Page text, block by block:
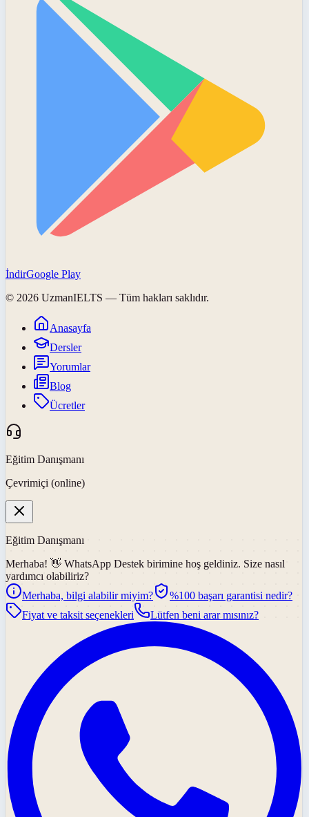
İndirGoogle Play
© 2026 UzmanIELTS — Tüm hakları saklıdır.
Anasayfa
Dersler
Yorumlar
Blog
Ücretler
Eğitim Danışmanı
Çevrimiçi (online)
Eğitim Danışmanı
Merhaba! 👋 WhatsApp Destek birimine hoş geldiniz. Size nasıl
yardımcı olabiliriz?
Merhaba, bilgi alabilir miyim?
%100 başarı garantisi nedir?
Fiyat ve taksit seçenekleri
Lütfen beni arar mısınız?